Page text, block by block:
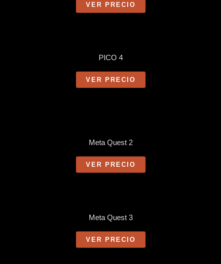
VER PRECIO
PICO 4
VER PRECIO
Meta Quest 2
VER PRECIO
Meta Quest 3
VER PRECIO